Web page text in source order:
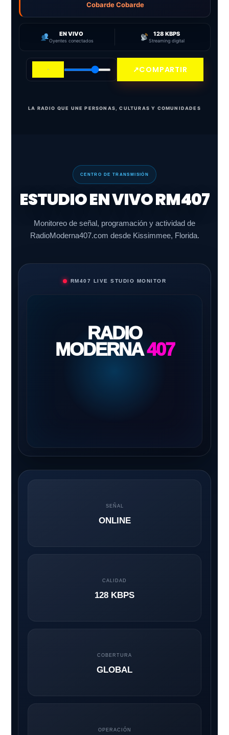
Cobarde Cobarde
EN VIVO
Oyentes conectados
128 KBPS
Streaming digital
↗COMPARTIR
LA RADIO QUE UNE PERSONAS, CULTURAS Y COMUNIDADES
CENTRO DE TRANSMISIÓN
ESTUDIO EN VIVO RM407
Monitoreo de señal, programación y actividad de
RadioModerna407.com desde Kissimmee, Florida.
RM407 LIVE STUDIO MONITOR
RADIO
MODERNA407
SEÑAL
ONLINE
CALIDAD
128 KBPS
COBERTURA
GLOBAL
OPERACIÓN